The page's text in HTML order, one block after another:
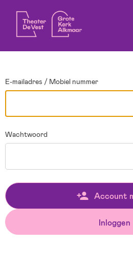
E-mailadres / Mobiel nummer
Wachtwoord
Account
Inloggen